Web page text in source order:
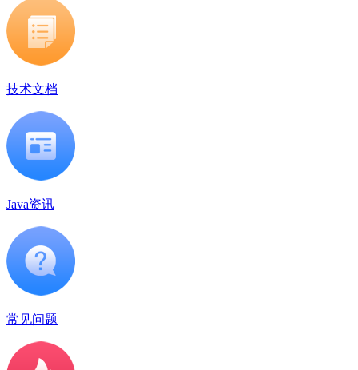
技术文档
Java资讯
常见问题